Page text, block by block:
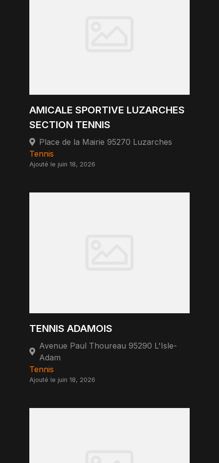
AMICALE SPORTIVE LUZARCHES
SECTION TENNIS
Place de la Mairie 95270 Luzarches
Tennis
Ajouté le juin 18, 2026
TENNIS ADAMOIS
Avenue Paul Thoureau 95290 L'Isle-
Adam
Tennis
Ajouté le juin 18, 2026